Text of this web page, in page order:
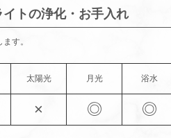
トの浄化・お手入れ
す。
太陽光 月光 浴水
× ◎ ◎